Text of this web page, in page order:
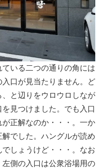
いる二つの通りの角には
口が見当たりません。ど
と辺りをウロウロしなが
見つけました。でも入口
正解なのか・・・。一か
でした。ハングルが読め
しょうけど・・・。なお
左側の入口は公衆浴場用の